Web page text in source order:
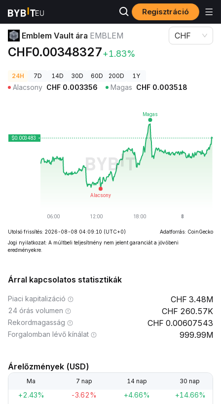
Regisztráció
Kriptovaluta árak Emblem Vault ára EMBLEM
Emblem Vault ára EMBLEM
CHF0.00348327+1.83%
CHF
24H 7D 14D 30D 60D 200D 1Y
Alacsony CHF 0.003356 Magas CHF 0.003518
Utolsó frissítés: 2026-08-08 04:09:10 (UTC+0)
Adatforrás: CoinGecko
Jogi nyilatkozat: A múltbeli teljesítmény nem jelent garanciát a jövőbeni
eredményekre.
Árral kapcsolatos statisztikák
Piaci kapitalizáció 3.48M
24 órás volumen 260.57K
Rekordmagasság 0.00607543
Forgalomban lévő kínálat 999.99M
Árelőzmények (USD)
Ma 7 nap 14 nap 30 nap
+2.43% -3.62% +4.66% +14.66%